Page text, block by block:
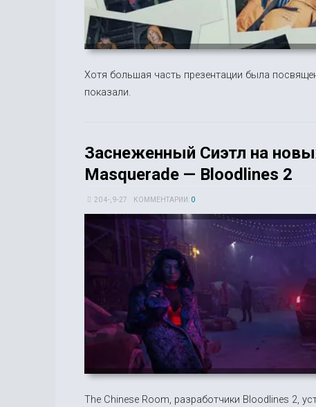
Хотя большая часть презентации была
показали.
Заснеженный Сиэтл на
Masquerade — Bloodlines 2
20 4-, 9-27 КОММЕНТАРИИ: 0
The Chinese Room, разработчики Bloodlines 2,